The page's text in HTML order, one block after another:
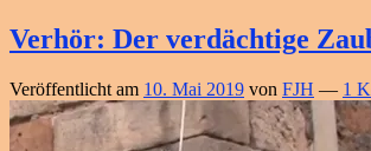
Verhör: Der verdächtige
Veröffentlicht am 10. Mai 2019 von FJH — 1